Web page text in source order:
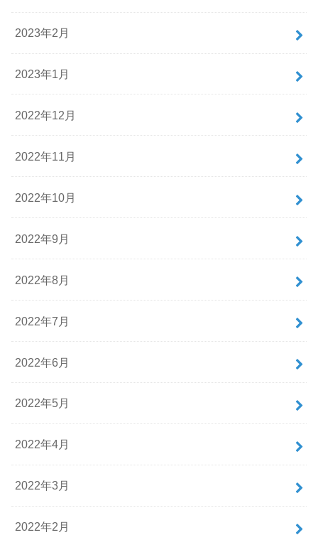
2023年2月
2023年1月
2022年12月
2022年11月
2022年10月
2022年9月
2022年8月
2022年7月
2022年6月
2022年5月
2022年4月
2022年3月
2022年2月